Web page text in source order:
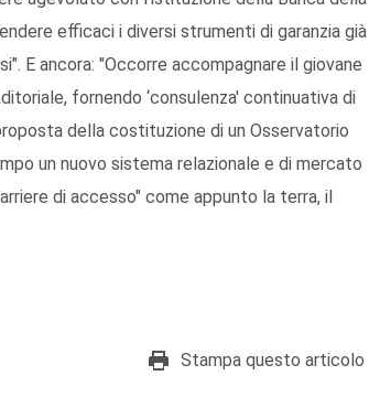
efficaci i diversi strumenti di garanzia già
E ancora: "Occorre accompagnare il giovane
fornendo ‘consulenza' continuativa di
della costituzione di un Osservatorio
un nuovo sistema relazionale e di mercato
di accesso" come appunto la terra, il
Stampa questo articolo